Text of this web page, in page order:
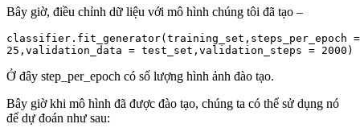
Bây giờ, điều chỉnh dữ liệu với mô hình chúng tôi đã tạo –
classifier.fit_generator(training_set,steps_per_epoch
Ở đây step_per_epoch có số lượng hình ảnh đào tạo.
Bây giờ khi mô hình đã được đào tạo, chúng ta có thể sử dụng nó
để dự đoán như sau: